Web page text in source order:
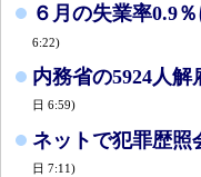
６月の失業率0.9
6:22)
内務省の5924人
日 6:59)
ネットで犯罪歴照
日 7:11)